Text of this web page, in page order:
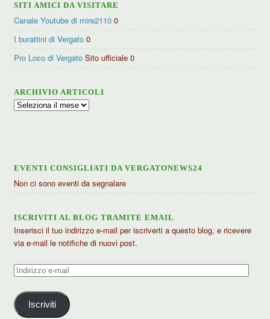
SITI AMICI DA VISITARE
Canale Youtube di mire2110 0
I burattini di Vergato 0
Pro Loco di Vergato Sito ufficiale 0
ARCHIVIO ARTICOLI
Archivio
EVENTI CONSIGLIATI DA VERGATONEWS24
Non ci sono eventi da segnalare
ISCRIVITI AL BLOG TRAMITE EMAIL
Inserisci il tuo indirizzo e-mail per iscriverti a questo blog, e ricevere
via e-mail le notifiche di nuovi post.
Indirizzo
mail
Iscriviti